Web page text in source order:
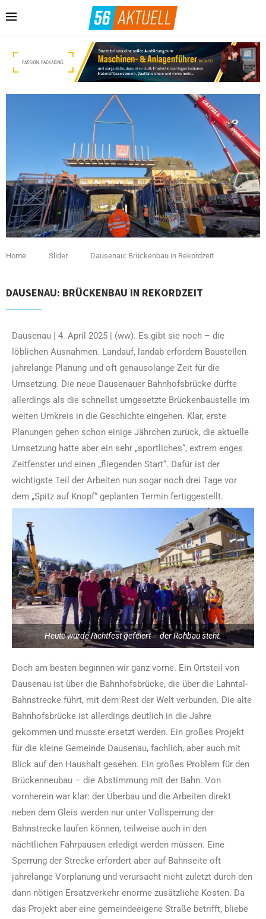
Home Slider Dausenau: Brückenbau in Rekordzeit
DAUSENAU: BRÜCKENBAU IN REKORDZEIT
Dausenau | 4. April 2025 | (ww). Es gibt sie noch – die
löblichen Ausnahmen. Landauf, landab erfordern Baustellen
jahrelange Planung und oft genausolange Zeit für die
Umsetzung. Die neue Dausenauer Bahnhofsbrücke dürfte
allerdings als die schnellst umgesetzte Brückenbaustelle im
weiten Umkreis in die Geschichte eingehen. Klar, erste
Planungen gehen schon einige Jährchen zurück, die aktuelle
Umsetzung hatte aber ein sehr „sportliches“, extrem enges
Zeitfenster und einen „fliegenden Start“. Dafür ist der
wichtigste Teil der Arbeiten nun sogar noch drei Tage vor
dem „Spitz auf Knopf“ geplanten Termin fertiggestellt.
Heute wurde Richtfest gefeiert – der Rohbau steht.
Doch am besten beginnen wir ganz vorne. Ein Ortsteil von
Dausenau ist über die Bahnhofsbrücke, die über die Lahntal-
Bahnstrecke führt, mit dem Rest der Welt verbunden. Die alte
Bahnhofsbrücke ist allerdings deutlich in die Jahre
gekommen und musste ersetzt werden. Ein großes Projekt
für die kleine Gemeinde Dausenau, fachlich, aber auch mit
Blick auf den Haushalt gesehen. Ein großes Problem für den
Brückenneubau – die Abstimmung mit der Bahn. Von
vornherein war klar: der Überbau und die Arbeiten direkt
neben dem Gleis werden nur unter Vollsperrung der
Bahnstrecke laufen können, teilweise auch in den
nächtlichen Fahrpausen erledigt werden müssen. Eine
Sperrung der Strecke erfordert aber auf Bahnseite oft
jahrelange Vorplanung und verursacht nicht zuletzt durch den
dann nötigen Ersatzverkehr enorme zusätzliche Kosten. Da
das Projekt aber eine gemeindeeigene Straße betrifft, bliebe